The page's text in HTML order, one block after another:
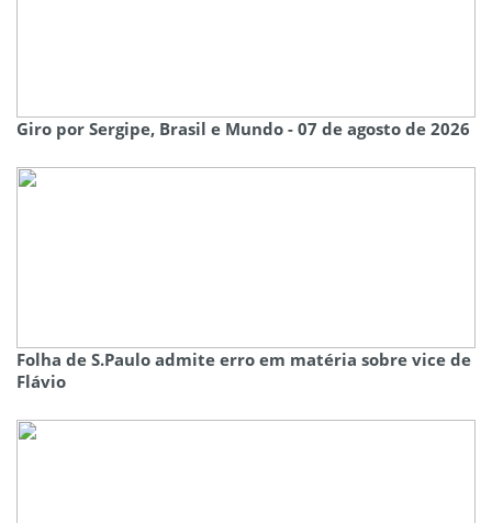
Giro por Sergipe, Brasil e Mundo - 07 de agosto de 2026
Folha de S.Paulo admite erro em matéria sobre vice de
Flávio